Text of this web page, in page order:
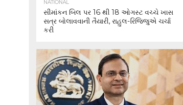
NATIONAL
સીમાંકન બિલ પર 16 થી 18 ઓગસ્ટ વચ્ચે ખાસ
સત્ર બોલાવવાની તૈયારી, રાહુલ-રિજિજુએ ચર્ચા
કરી